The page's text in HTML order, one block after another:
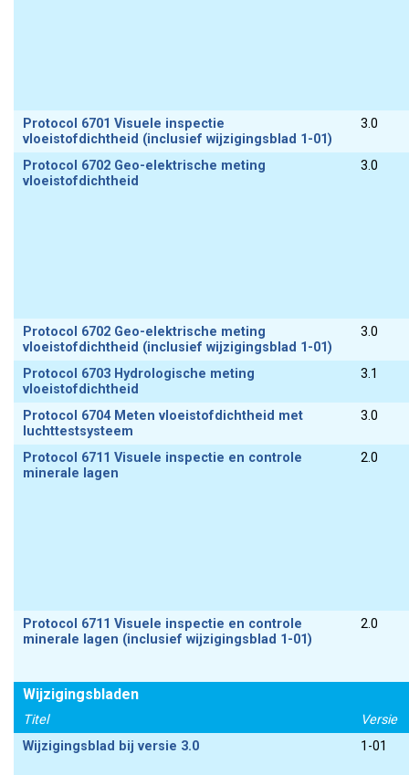
Protocol 6701 Visuele inspectie
vloeistofdichtheid (inclusief wijzigingsblad 1-01)
3.0
Protocol 6702 Geo-elektrische meting
vloeistofdichtheid
3.0
Protocol 6702 Geo-elektrische meting
vloeistofdichtheid (inclusief wijzigingsblad 1-01)
3.0
Protocol 6703 Hydrologische meting
vloeistofdichtheid
3.1
Protocol 6704 Meten vloeistofdichtheid met
luchttestsysteem
3.0
Protocol 6711 Visuele inspectie en controle
minerale lagen
2.0
Protocol 6711 Visuele inspectie en controle
minerale lagen (inclusief wijzigingsblad 1-01)
2.0
Wijzigingsbladen
Titel
Versie
Wijzigingsblad bij versie 3.0
1-01